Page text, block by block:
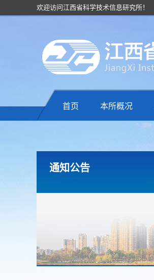
欢迎访问江西省科学技术信息研究所！
首页 本所概况
通知公告